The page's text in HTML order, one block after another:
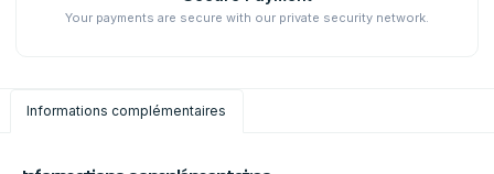
Your payments are secure with our private security network.
Informations complémentaires